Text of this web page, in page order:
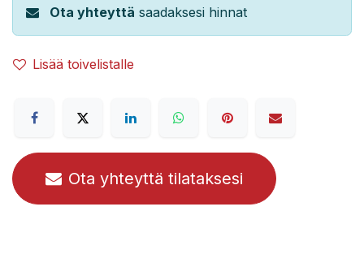
Ota yhteyttä saadaksesi hinnat
Lisää toivelistalle
Ota yhteyttä tilataksesi